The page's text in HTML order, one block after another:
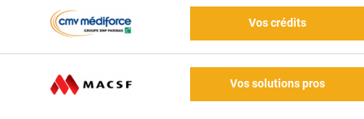
Vos crédits
Vos solutions pros